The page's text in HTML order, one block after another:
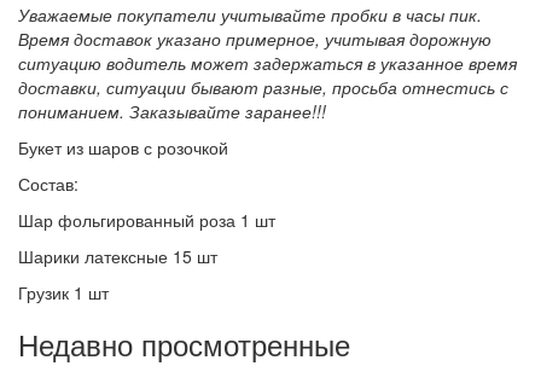
Уважаемые покупатели учитывайте пробки в часы пик.
Время доставок указано примерное, учитывая дорожную
ситуацию водитель может задержаться в указанное время
доставки, ситуации бывают разные, просьба отнестись с
пониманием. Заказывайте заранее!!!
Букет из шаров с розочкой
Состав:
Шар фольгированный роза 1 шт
Шарики латексные 15 шт
Грузик 1 шт
Недавно просмотренные